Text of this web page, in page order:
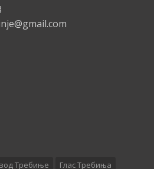
Требиње
Глас Требиња